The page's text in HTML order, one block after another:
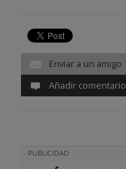
Enviar a un amigo
Añadir comentario
PUBLICIDAD